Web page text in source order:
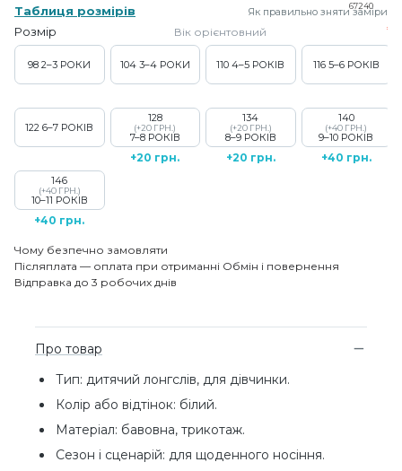
67240
Таблиця розмірів Як правильно зняти заміри
Розмір Вік орієнтовний
98 2–3 РОКИ 104 3–4 РОКИ 110 4–5 РОКІВ 116 5–6 РОКІВ
122 6–7 РОКІВ
128
(+20 ГРН.)
7–8 РОКІВ
+20 грн.
134
(+20 ГРН.)
8–9 РОКІВ
+20 грн.
140
(+40 ГРН.)
9–10 РОКІВ
+40 грн.
146
(+40 ГРН.)
10–11 РОКІВ
+40 грн.
Чому безпечно замовляти
Післяплата — оплата при отриманні Обмін і повернення
Відправка до 3 робочих днів
Про товар
Тип: дитячий лонгслів, для дівчинки.
Колір або відтінок: білий.
Матеріал: бавовна, трикотаж.
Сезон і сценарій: для щоденного носіння.